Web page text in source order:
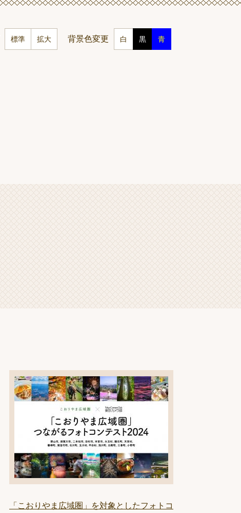
標準 拡大 背景色変更 白 黒 青
「こおりやま広域圏」を対象としたフォトコ